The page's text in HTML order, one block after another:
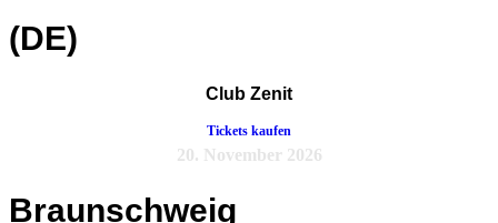
(DE)
Club Zenit
Tickets kaufen
20. November 2026
Braunschweig